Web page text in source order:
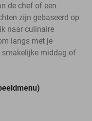
de chef of een
zijn gebaseerd op
naar culinaire
langs met je
smakelijke middag of